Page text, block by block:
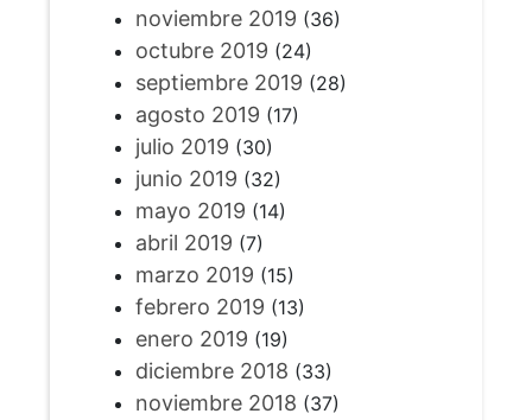
noviembre 2019 (36)
octubre 2019 (24)
septiembre 2019 (28)
agosto 2019 (17)
julio 2019 (30)
junio 2019 (32)
mayo 2019 (14)
abril 2019 (7)
marzo 2019 (15)
febrero 2019 (13)
enero 2019 (19)
diciembre 2018 (33)
noviembre 2018 (37)